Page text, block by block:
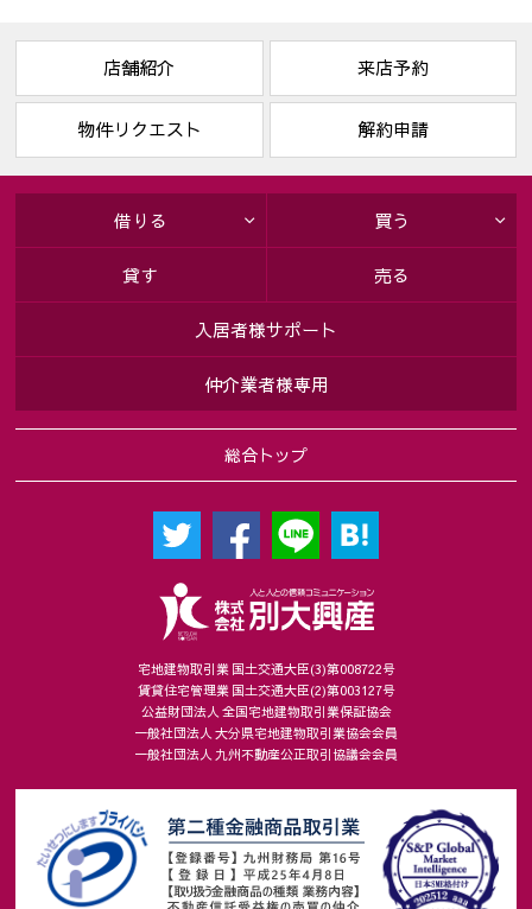
店舗紹介 来店予約
物件リクエスト 解約申請
宅地建物取引業 国土交通大臣(3)第008722号
賃貸住宅管理業 国土交通大臣(2)第003127号
公益財団法人 全国宅地建物取引業保証協会
一般社団法人 大分県宅地建物取引業協会会員
一般社団法人 九州不動産公正取引協議会会員
総合トップ
借りる 買う
貸す 売る
入居者様サポート
仲介業者様専用